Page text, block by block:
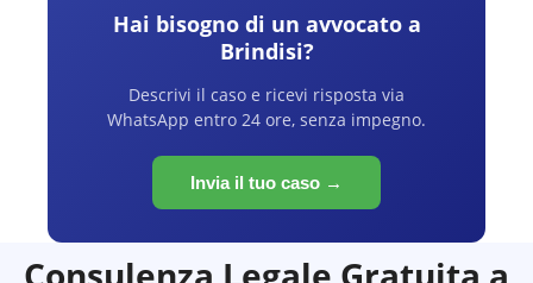
Hai bisogno di un avvocato a
Brindisi?
Descrivi il caso e ricevi risposta via
WhatsApp entro 24 ore, senza impegno.
Invia il tuo caso →